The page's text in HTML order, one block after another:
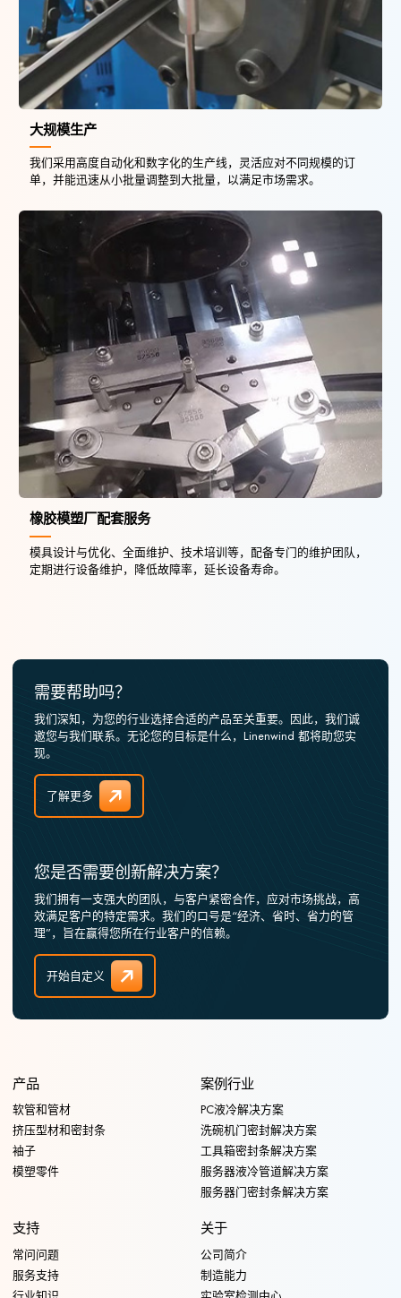
大规模生产
我们采用高度自动化和数字化的生产线，灵活应对不同规模的订
单，并能迅速从小批量调整到大批量，以满足市场需求。
橡胶模塑厂配套服务
模具设计与优化、全面维护、技术培训等，配备专门的维护团队，
定期进行设备维护，降低故障率，延长设备寿命。
需要帮助吗？
我们深知，为您的行业选择合适的产品至关重要。因此，我们诚
邀您与我们联系。无论您的目标是什么，Linenwind 都将助您实
现。
了解更多
您是否需要创新解决方案？
我们拥有一支强大的团队，与客户紧密合作，应对市场挑战，高
效满足客户的特定需求。我们的口号是“经济、省时、省力的管
理”，旨在赢得您所在行业客户的信赖。
开始自定义
产品
软管和管材
挤压型材和密封条
袖子
模塑零件
案例行业
PC液冷解决方案
洗碗机门密封解决方案
工具箱密封条解决方案
服务器液冷管道解决方案
服务器门密封条解决方案
支持
常问问题
服务支持
关于
公司简介
制造能力